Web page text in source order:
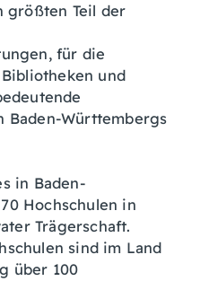
größten Teil der
für die
und
Baden-Württembergs
in Baden-
Hochschulen in
Trägerschaft.
sind im Land
über 100